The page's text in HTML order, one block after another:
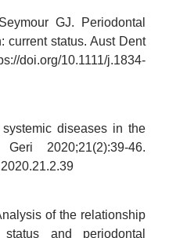
GJ. Periodontal
current status. Aust Dent
doi.org/10.1111/j.1834-
diseases in the
2020;21(2):39-46.
of the relationship
and periodontal